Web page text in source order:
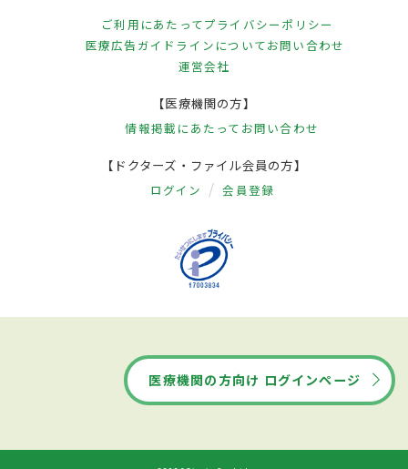
ご利用にあたってプライバシーポリシー
医療広告ガイドラインについてお問い合わせ
運営会社
【医療機関の方】
情報掲載にあたって お問い合わせ
【ドクターズ・ファイル会員の方】
ログイン 会員登録
医療機関の方向け ログインページ